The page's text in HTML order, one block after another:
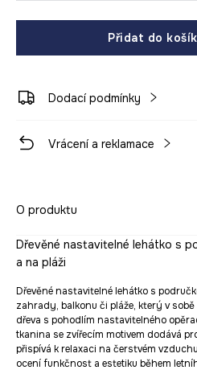
Přidat do
Dodací podmínky
Vrácení a reklamace
O produktu
Dřevěné nastavitelné lehátko s
a na pláži
Dřevěné nastavitelné lehátko s
zahrady, balkonu či pláže, který v
dřeva s pohodlím nastavitelného
tkanina se zvířecím motivem dodává
přispívá k relaxaci na čerstvém
ocení funkčnost a estetiku během